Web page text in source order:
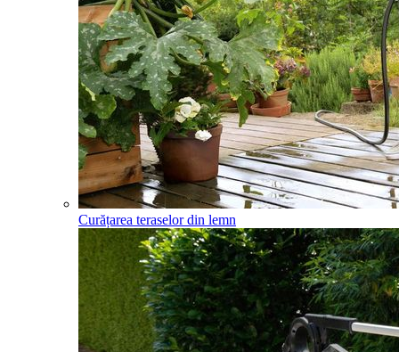
Curățarea teraselor din lemn